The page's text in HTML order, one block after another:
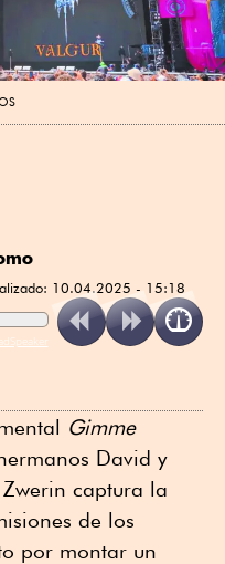
10.04.2025 - 15:18
Gimme
David y
captura la
de los
por montar un